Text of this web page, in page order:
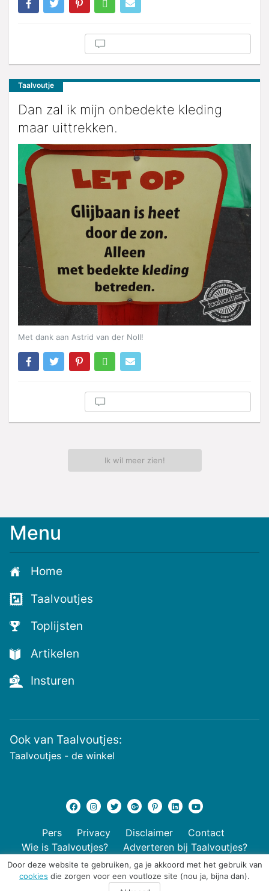
Taalvoutje
Dan zal ik mijn onbedekte kleding
maar uittrekken.
Met dank aan Astrid van der Noll!
Ik wil meer zien!
Meld
voor
de
nieuwste
voutjes
en
de
voutste
nieuwtjes!
Menu
Home
Taalvoutjes
Toplijsten
Artikelen
Insturen
Ook van Taalvoutjes:
Taalvoutjes - de winkel
Pers Privacy Disclaimer
Contact
Wie is Taalvoutjes?
Adverteren bij Taalvoutjes?
Door deze website te gebruiken, ga je akkoord met het gebruik van
cookies die zorgen voor een voutloze site (nou ja, bijna dan).